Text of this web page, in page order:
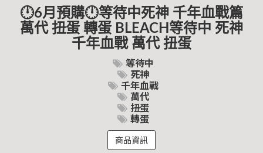
🕛6月預購🕛等待中死神 千年血戰篇
萬代 扭蛋 轉蛋 BLEACH等待中 死神
千年血戰 萬代 扭蛋
等待中
死神
千年血戰
萬代
扭蛋
轉蛋
商品資訊